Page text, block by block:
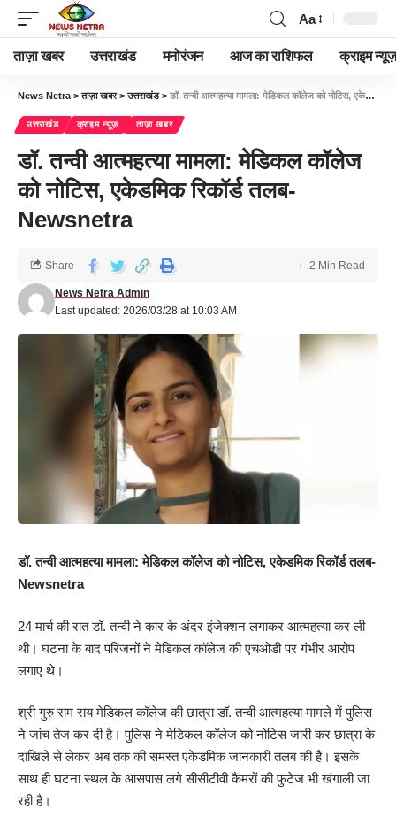
Aa
ताज़ा खबर उत्तराखंड मनोरंजन आज का राशिफल क्राइम न्यूज़
News Netra >ताज़ा खबर>उत्तराखंड> डॉ. तन्वी आत्महत्या मामला: मेडिकल कॉलेज को नोटिस, एकेडमिक रिकॉर्ड तलब-Newsnetra
उत्तराखंड क्राइम न्यूज़ ताज़ा खबर
डॉ. तन्वी आत्महत्या मामला: मेडिकल कॉलेज
को नोटिस, एकेडमिक रिकॉर्ड तलब-
Newsnetra
Last updated: 2026/03/28 at 10:03 AM
News Netra Admin
Share 2 Min Read
डॉ. तन्वी आत्महत्या मामला: मेडिकल कॉलेज को नोटिस, एकेडमिक रिकॉर्ड तलब-
Newsnetra
24 मार्च की रात डॉ. तन्वी ने कार के अंदर इंजेक्शन लगाकर आत्महत्या कर ली
थी। घटना के बाद परिजनों ने मेडिकल कॉलेज की एचओडी पर गंभीर आरोप
लगाए थे।
श्री गुरु राम राय मेडिकल कॉलेज की छात्रा डॉ. तन्वी आत्महत्या मामले में पुलिस
ने जांच तेज कर दी है। पुलिस ने मेडिकल कॉलेज को नोटिस जारी कर छात्रा के
दाखिले से लेकर अब तक की समस्त एकेडमिक जानकारी तलब की है। इसके
साथ ही घटना स्थल के आसपास लगे सीसीटीवी कैमरों की फुटेज भी खंगाली जा
रही है।